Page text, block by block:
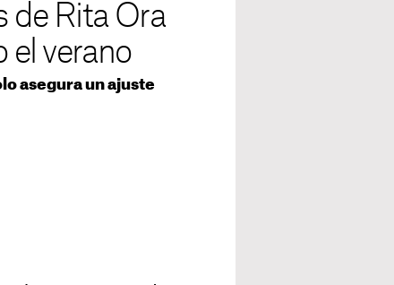
de Rita Ora
el verano
asegura un ajuste